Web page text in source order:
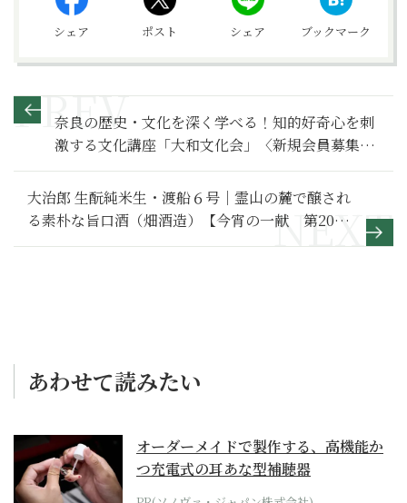
シェア ポスト シェア ブックマーク
奈良の歴史・文化を深く学べる！知的好奇心を刺
激する文化講座「大和文化会」〈新規会員募集
中〉
大治郎 生酛純米生・渡船６号｜霊山の麓で醸され
る素朴な旨口酒（畑酒造）【今宵の一献 第20
回】
あわせて読みたい
オーダーメイドで製作する、高機能か
つ充電式の耳あな型補聴器